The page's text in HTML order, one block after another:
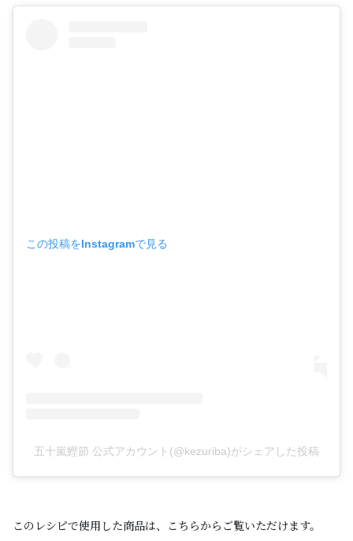
この投稿をInstagramで見る
五十嵐鰹節 公式アカウント(@kezuriba)がシェアした投稿
このレシピで使用した商品は、こちらからご覧いただけます。